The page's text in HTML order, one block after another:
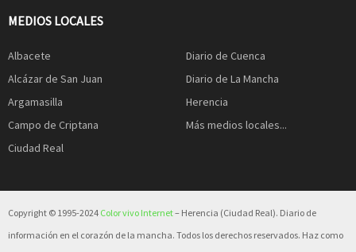
MEDIOS LOCALES
Albacete
Alcázar de San Juan
Argamasilla
Campo de Criptana
Ciudad Real
Diario de Cuenca
Diario de La Mancha
Herencia
Más medios locales...
Copyright © 1995-2024 Color vivo Internet– Herencia (Ciudad Real). Diario de
información en el corazón de la mancha. Todos los derechos reservados. Haz como